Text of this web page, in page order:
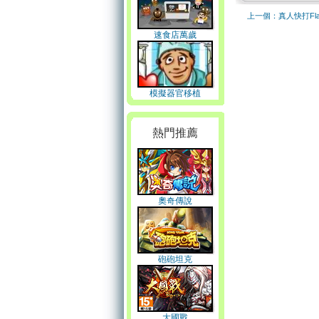
速食店萬歲
模擬器官移植
熱門推薦
奧奇傳說
砲砲坦克
上一個：真人快打